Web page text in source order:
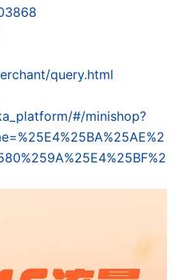
query.html
#/minishop?